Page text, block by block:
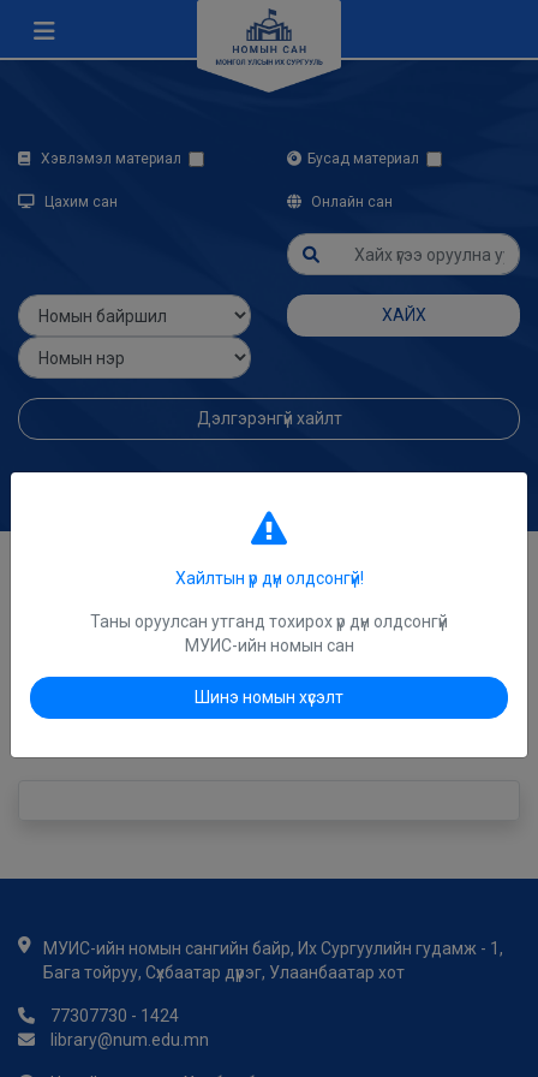
Хэвлэмэл материал Бусад материал
Цахим сан Онлайн сан
ХАЙХ
Дэлгэрэнгүй хайлт
Хайлтын үр дүн олдсонгүй!
Таны оруулсан утганд тохирох үр дүн олдсонгүй
МУИС-ийн номын сан
Шинэ номын хүсэлт
МУИС-ийн номын сангийн байр, Их Сургуулийн гудамж - 1,
Бага тойруу, Сүхбаатар дүүрэг, Улаанбаатар хот
77307730 - 1424
library@num.edu.mn